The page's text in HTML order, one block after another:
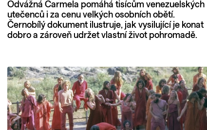
Odvážná Carmela pomáhá tisícům venezuelských
utečenců i za cenu velkých osobních obětí.
Černobílý dokument ilustruje, jak vysilující je konat
dobro a zároveň udržet vlastní život pohromadě.